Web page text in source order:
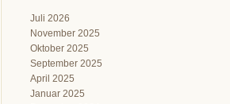
Juli 2026
November 2025
Oktober 2025
September 2025
April 2025
Januar 2025